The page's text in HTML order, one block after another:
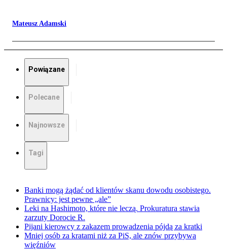
Mateusz Adamski
Powiązane
Polecane
Najnowsze
Tagi
Banki mogą żądać od klientów skanu dowodu osobistego.
Prawnicy: jest pewne „ale”
Leki na Hashimoto, które nie leczą. Prokuratura stawia
zarzuty Dorocie R.
Pijani kierowcy z zakazem prowadzenia pójdą za kratki
Mniej osób za kratami niż za PiS, ale znów przybywa
więźniów